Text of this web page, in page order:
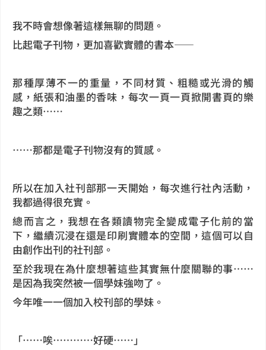
我不時會想像著這樣無聊的問題。
比起電子刊物，更加喜歡實體的書本——
那種厚薄不一的重量，不同材質、粗糙或光滑的觸
感，紙張和油墨的香味，每次一頁一頁掀開書頁的樂
趣之類……
……那都是電子刊物沒有的質感。
所以在加入社刊部那一天開始，每次進行社內活動，
我都過得很充實。
總而言之，我想在各類讀物完全變成電子化前的當
下，繼續沉浸在還是印刷實體本的空間，這個可以自
由創作出刊的社刊部。
至於我現在為什麼想著這些其實無什麼關聯的事……
是因為我突然被一個學妹強吻了。
今年唯一一個加入校刊部的學妹。
「……唉…………好硬……」